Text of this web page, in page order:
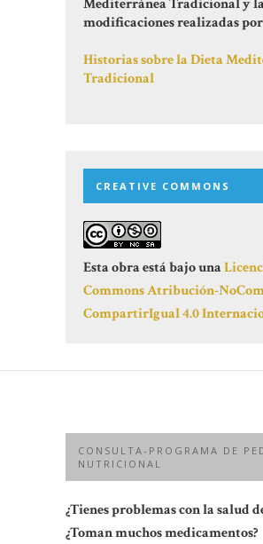
Mediterránea Tradicional y
modificaciones realizadas
Historias sobre la Dieta
Tradicional
CREATIVE COMMONS
Esta obra está bajo una
Commons Atribución-
CompartirIgual 4.0
CONSULTA-PROGRAMA DE
NUTRICIONAL
¿Tienes problemas con la salud
¿Toman muchos medicamentos?